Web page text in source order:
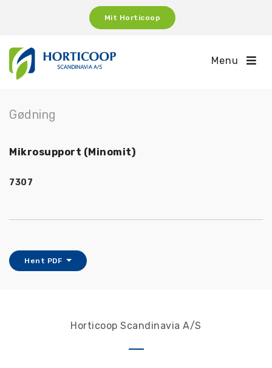
Mit Horticoop
Menu
Gødning
Mikrosupport (Minomit)
7307
Hent PDF
Horticoop Scandinavia A/S